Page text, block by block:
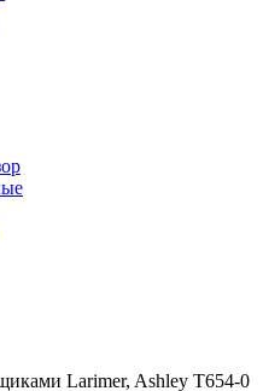
Larimer, Ashley T654-0